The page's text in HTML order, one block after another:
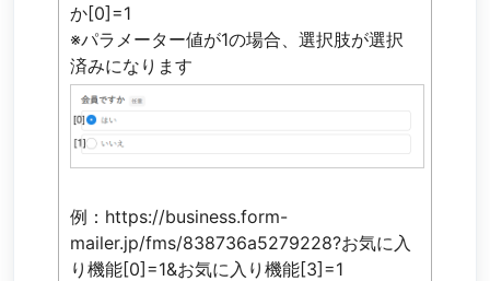
か[0]=1
※パラメーター値が1の場合、選択肢が選択
済みになります
例：https://business.form-
mailer.jp/fms/838736a5279228?お気に入
り機能[0]=1&お気に入り機能[3]=1